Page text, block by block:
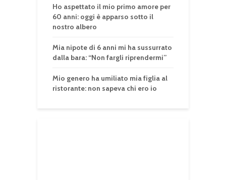
Ho aspettato il mio primo amore per
60 anni: oggi è apparso sotto il
nostro albero
Mia nipote di 6 anni mi ha sussurrato
dalla bara: “Non fargli riprendermi”
Mio genero ha umiliato mia figlia al
ristorante: non sapeva chi ero io